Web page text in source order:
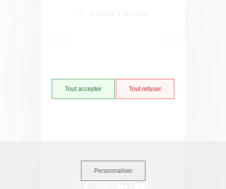
Tout accepter Tout refuser
Personnaliser
Suivez-nous